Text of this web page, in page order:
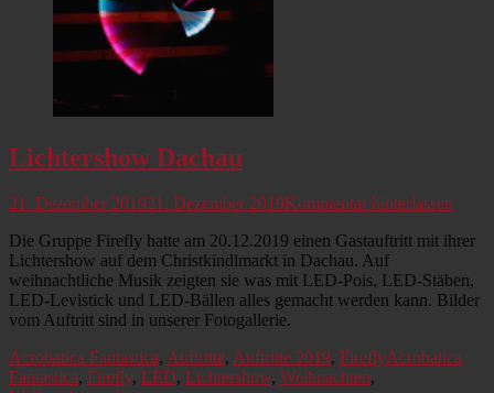
Lichtershow Dachau
Veröffentlicht
21. Dezember 201921. Dezember 2019Kommentar hinterlassen
Die Gruppe Firefly hatte am 20.12.2019 einen Gastauftritt mit ihrer
Lichtershow auf dem Christkindlmarkt in Dachau. Auf
weihnachtliche Musik zeigten sie was mit LED-Pois, LED-Stäben,
LED-Levistick und LED-Bällen alles gemacht werden kann. Bilder
vom Auftritt sind in unserer Fotogallerie.
Kategorien
Acrobatica Fantastica, Auftritte, Auftritte 2019, FireflySchlagworte
Acrobatica
Fantastica, Firefly, LED, Lichtershow, Weihnachten,